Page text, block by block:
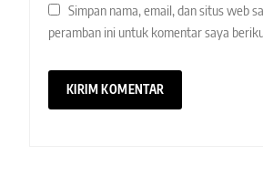
Simpan nama, email, dan situs web
peramban ini untuk komentar saya